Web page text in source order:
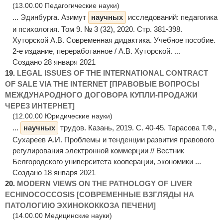
(13.00.00 Педагогические науки)
... Эдинбурга. Азимут научных
исследований: педагогика
и психология. Том 9. № 3 (32), 2020. Стр. 381-398.
Хуторской А.В. Современная дидактика. Учебное пособие.
2-е издание, переработанное / А.В. Хуторской. ...
Создано 28 января 2021
19. LEGAL ISSUES OF THE INTERNATIONAL CONTRACT
OF SALE VIA THE INTERNET [ПРАВОВЫЕ ВОПРОСЫ
МЕЖДУНАРОДНОГО ДОГОВОРА КУПЛИ-ПРОДАЖИ
ЧЕРЕЗ ИНТЕРНЕТ]
(12.00.00 Юридические науки)
... научных трудов. Казань, 2019. С. 40-45. Тарасова Т.Ф.,
Сухареев А.И. Проблемы и тенденции развития правового
регулирования электронной коммерции // Вестник
Белгородского университета кооперации, экономики ...
Создано 18 января 2021
20. MODERN VIEWS ON THE PATHOLOGY OF LIVER
ECHINOCOCCOSIS [СОВРЕМЕННЫЕ ВЗГЛЯДЫ НА
ПАТОЛОГИЮ ЭХИНОКОККОЗА ПЕЧЕНИ]
(14.00.00 Медицинские науки)